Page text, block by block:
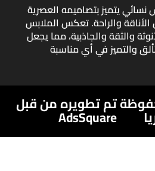
نسائي يتميز بتصاميمه العصرية
الأناقة والراحة. تعكس الملابس
والثقة والجاذبية، مما يجعل
تم تطويره من قبل
AdsSquare